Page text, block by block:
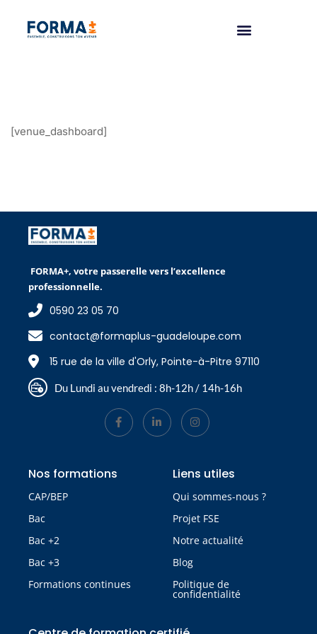
[venue_dashboard]
FORMA+, votre passerelle vers l’excellence
professionnelle.
0590 23 05 70
contact@formaplus-guadeloupe.com
15 rue de la ville d'Orly, Pointe-à-Pitre 97110
Du Lundi au vendredi : 8h-12h / 14h-16h
Nos formations
CAP/BEP
Bac
Bac +2
Bac +3
Formations continues
Liens utiles
Qui sommes-nous ?
Projet FSE
Notre actualité
Blog
Politique de
confidentialité